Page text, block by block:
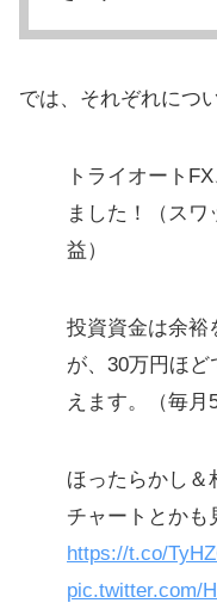
では、それぞれにつ
トライオート
ました！（スワ
益）
投資資金は余裕
が、30万円ほ
えます。（毎月
ほったらかし＆
チャートとかも
https://t.co/
pic.twitter.com/